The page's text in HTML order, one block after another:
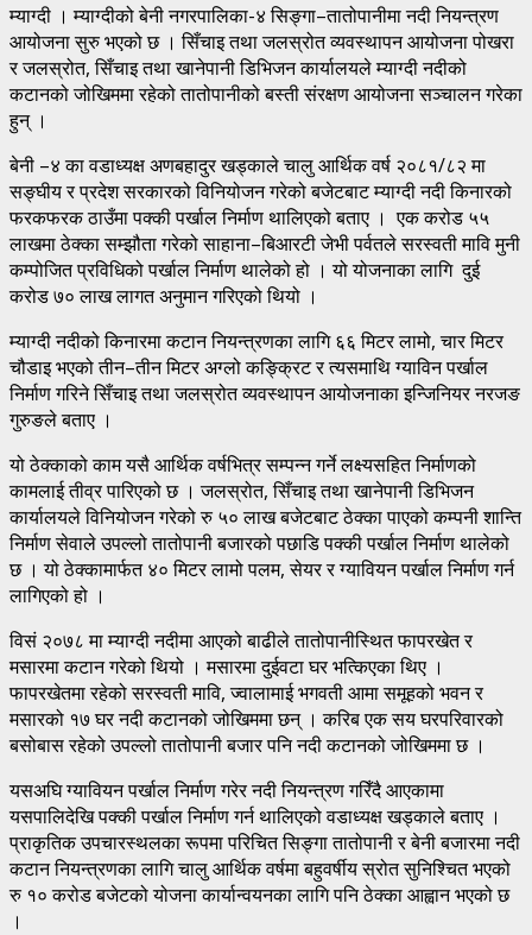
म्याग्दी । म्याग्दीको बेनी नगरपालिका-४ सिङ्गा–तातोपानीमा नदी नियन्त्रण
आयोजना सुरु भएको छ । सिँचाइ तथा जलस्रोत व्यवस्थापन आयोजना पोखरा
र जलस्रोत, सिँचाइ तथा खानेपानी डिभिजन कार्यालयले म्याग्दी नदीको
कटानको जोखिममा रहेको तातोपानीको बस्ती संरक्षण आयोजना सञ्चालन गरेका
हुन् ।
बेनी –४ का वडाध्यक्ष अणबहादुर खड्काले चालु आर्थिक वर्ष २०८१/८२ मा
सङ्घीय र प्रदेश सरकारको विनियोजन गरेको बजेटबाट म्याग्दी नदी किनारको
फरकफरक ठाउँमा पक्की पर्खाल निर्माण थालिएको बताए । एक करोड ५५
लाखमा ठेक्का सम्झौता गरेको साहाना–बिआरटी जेभी पर्वतले सरस्वती मावि मुनी
कम्पोजित प्रविधिको पर्खाल निर्माण थालेको हो । यो योजनाका लागि दुई
करोड ७० लाख लागत अनुमान गरिएको थियो ।
म्याग्दी नदीको किनारमा कटान नियन्त्रणका लागि ६६ मिटर लामो, चार मिटर
चौडाइ भएको तीन–तीन मिटर अग्लो कङ्क्रिट र त्यसमाथि ग्याविन पर्खाल
निर्माण गरिने सिँचाइ तथा जलस्रोत व्यवस्थापन आयोजनाका इन्जिनियर नरजङ
गुरुङले बताए ।
यो ठेक्काको काम यसै आर्थिक वर्षभित्र सम्पन्न गर्ने लक्ष्यसहित निर्माणको
कामलाई तीव्र पारिएको छ । जलस्रोत, सिँचाइ तथा खानेपानी डिभिजन
कार्यालयले विनियोजन गरेको रु ५० लाख बजेटबाट ठेक्का पाएको कम्पनी शान्ति
निर्माण सेवाले उपल्लो तातोपानी बजारको पछाडि पक्की पर्खाल निर्माण थालेको
छ । यो ठेक्कामार्फत ४० मिटर लामो पलम, सेयर र ग्यावियन पर्खाल निर्माण गर्न
लागिएको हो ।
विसं २०७८ मा म्याग्दी नदीमा आएको बाढीले तातोपानीस्थित फापरखेत र
मसारमा कटान गरेको थियो । मसारमा दुईवटा घर भत्किएका थिए ।
फापरखेतमा रहेको सरस्वती मावि, ज्वालामाई भगवती आमा समूहको भवन र
मसारको १७ घर नदी कटानको जोखिममा छन् । करिब एक सय घरपरिवारको
बसोबास रहेको उपल्लो तातोपानी बजार पनि नदी कटानको जोखिममा छ ।
यसअघि ग्यावियन पर्खाल निर्माण गरेर नदी नियन्त्रण गरिँदै आएकामा
यसपालिदेखि पक्की पर्खाल निर्माण गर्न थालिएको वडाध्यक्ष खड्काले बताए ।
प्राकृतिक उपचारस्थलका रूपमा परिचित सिङ्गा तातोपानी र बेनी बजारमा नदी
कटान नियन्त्रणका लागि चालु आर्थिक वर्षमा बहुवर्षीय स्रोत सुनिश्चित भएको
रु १० करोड बजेटको योजना कार्यान्वयनका लागि पनि ठेक्का आह्वान भएको छ
।